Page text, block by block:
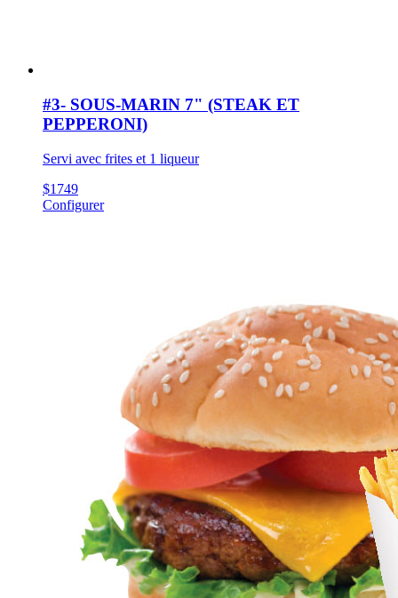
#3- SOUS-MARIN 7" (STEAK ET
PEPPERONI)
Servi avec frites et 1 liqueur
$1749
Configurer